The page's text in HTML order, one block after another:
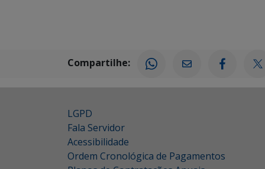
Compartilhe:
LGPD
Fala Servidor
Acessibilidade
Ordem Cronológica de Pagamentos